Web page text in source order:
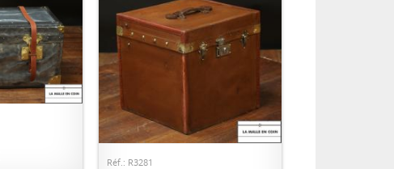
PANIER
AJOUTER AU PANIER
Réf.: R3281